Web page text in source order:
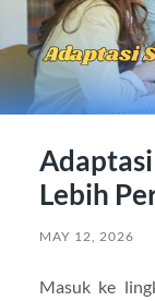
Lebih
MAY 12, 2026
Masuk ke